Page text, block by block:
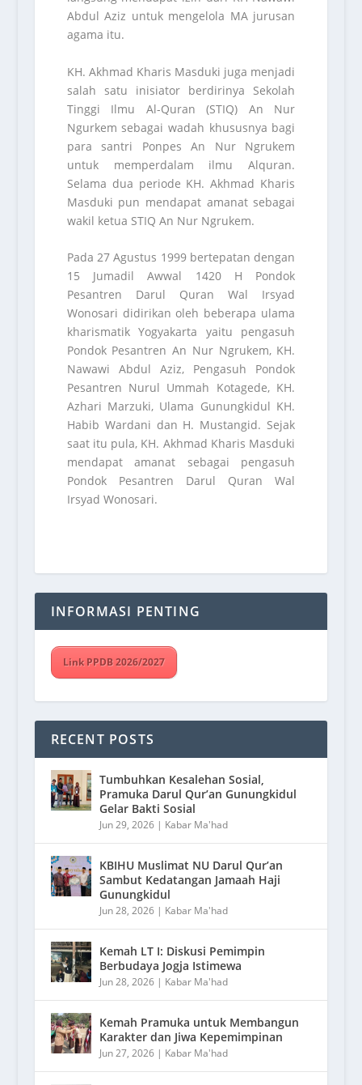
Abdul Aziz untuk mengelola MA jurusan
agama itu.
KH. Akhmad Kharis Masduki juga menjadi
salah satu inisiator berdirinya Sekolah
Tinggi Ilmu Al-Quran (STIQ) An Nur
Ngurkem sebagai wadah khususnya bagi
para santri Ponpes An Nur Ngrukem
untuk memperdalam ilmu Alquran.
Selama dua periode KH. Akhmad Kharis
Masduki pun mendapat amanat sebagai
wakil ketua STIQ An Nur Ngrukem.
Pada 27 Agustus 1999 bertepatan dengan
15 Jumadil Awwal 1420 H Pondok
Pesantren Darul Quran Wal Irsyad
Wonosari didirikan oleh beberapa ulama
kharismatik Yogyakarta yaitu pengasuh
Pondok Pesantren An Nur Ngrukem, KH.
Nawawi Abdul Aziz, Pengasuh Pondok
Pesantren Nurul Ummah Kotagede, KH.
Azhari Marzuki, Ulama Gunungkidul KH.
Habib Wardani dan H. Mustangid. Sejak
saat itu pula, KH. Akhmad Kharis Masduki
mendapat amanat sebagai pengasuh
Pondok Pesantren Darul Quran Wal
Irsyad Wonosari.
INFORMASI PENTING
Link PPDB 2026/2027
RECENT POSTS
Tumbuhkan Kesalehan Sosial,
Pramuka Darul Qur’an Gunungkidul
Gelar Bakti Sosial
Jun 29, 2026| Kabar Ma'had
KBIHU Muslimat NU Darul Qur’an
Sambut Kedatangan Jamaah Haji
Gunungkidul
Jun 28, 2026| Kabar Ma'had
Kemah LT I: Diskusi Pemimpin
Berbudaya Jogja Istimewa
Jun 28, 2026| Kabar Ma'had
Kemah Pramuka untuk Membangun
Karakter dan Jiwa Kepemimpinan
Jun 27, 2026| Kabar Ma'had